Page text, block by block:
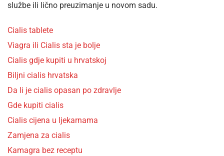
službe ili lično preuzimanje u novom sadu.
Cialis tablete
Viagra ili Cialis sta je bolje
Cialis gdje kupiti u hrvatskoj
Biljni cialis hrvatska
Da li je cialis opasan po zdravlje
Gde kupiti cialis
Cialis cijena u ljekarnama
Zamjena za cialis
Kamagra bez receptu